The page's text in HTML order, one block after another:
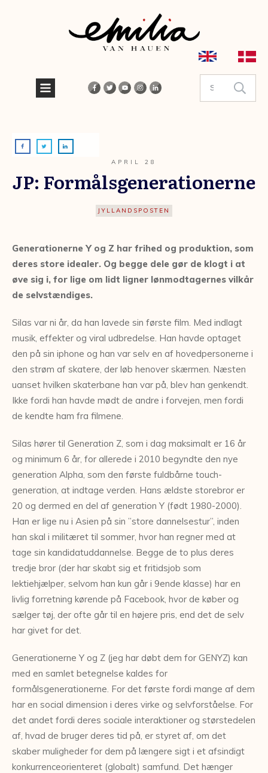
APRIL 28
JP: Formålsgenerationerne
JYLLANDSPOSTEN
Generationerne Y og Z har frihed og produktion, som
deres store idealer. Og begge dele gør de klogt i at
øve sig i, for lige om lidt ligner lønmodtagernes vilkår
de selvstændiges.
Silas var ni år, da han lavede sin første film. Med indlagt
musik, effekter og viral udbredelse. Han havde optaget
den på sin iphone og han var selv en af hovedpersonerne i
den strøm af skatere, der løb henover skærmen. Næsten
uanset hvilken skaterbane han var på, blev han genkendt.
Ikke fordi han havde mødt de andre i forvejen, men fordi
de kendte ham fra filmene.
Silas hører til Generation Z, som i dag maksimalt er 16 år
og minimum 6 år, for allerede i 2010 begyndte den nye
generation Alpha, som den første fuldbårne touch-
generation, at indtage verden. Hans ældste storebror er
20 og dermed en del af generation Y (født 1980-2000).
Han er lige nu i Asien på sin ”store dannelsestur”, inden
han skal i militæret til sommer, hvor han regner med at
tage sin kandidatuddannelse. Begge de to plus deres
tredje bror (der har skabt sig et fritidsjob som
lektiehjælper, selvom han kun går i 9ende klasse) har en
livlig forretning kørende på Facebook, hvor de køber og
sælger tøj, der ofte går til en højere pris, end det de selv
har givet for det.
Generationerne Y og Z (jeg har døbt dem for GENYZ) kan
med en samlet betegnelse kaldes for
formålsgenerationerne. For det første fordi mange af dem
har en social dimension i deres virke og selvforståelse. For
det andet fordi deres sociale interaktioner og størstedelen
af, hvad de bruger deres tid på, er styret af, om det
skaber muligheder for dem på længere sigt i et afsindigt
konkurrenceorienteret (globalt) samfund. Det hænger